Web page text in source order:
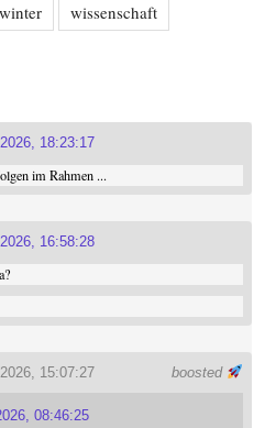
winter wissenschaft
18:23:17
im Rahmen ...
16:58:28
boosted
15:07:27
08:46:25